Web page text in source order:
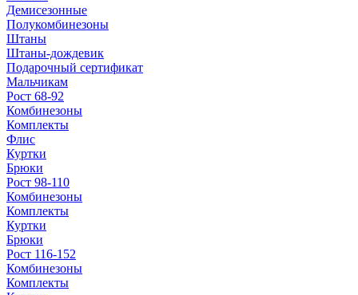
Демисезонные
Полукомбинезоны
Штаны
Штаны-дождевик
Подарочный сертификат
Мальчикам
Рост 68-92
Комбинезоны
Комплекты
Флис
Куртки
Брюки
Рост 98-110
Комбинезоны
Комплекты
Куртки
Брюки
Рост 116-152
Комбинезоны
Комплекты